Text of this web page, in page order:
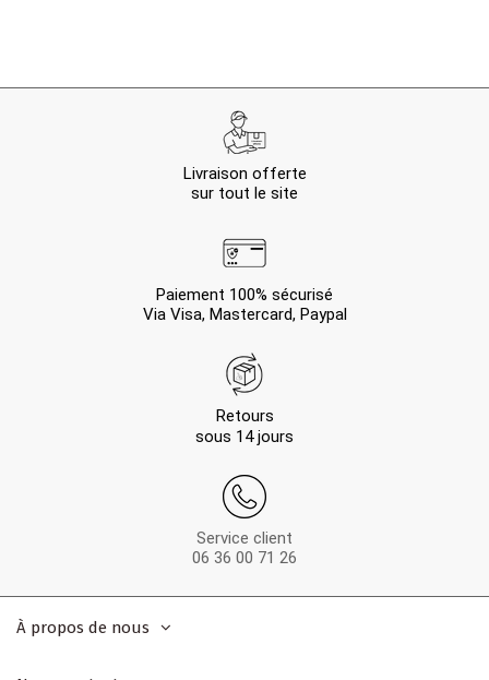
Livraison offerte
sur tout le site
Paiement 100% sécurisé
Via Visa, Mastercard, Paypal
Retours
sous 14 jours
Service client
06 36 00 71 26
À propos de nous